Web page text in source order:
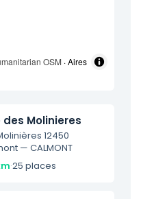
OSM · Aires
des Molinieres
12450
— CALMONT
·25 places